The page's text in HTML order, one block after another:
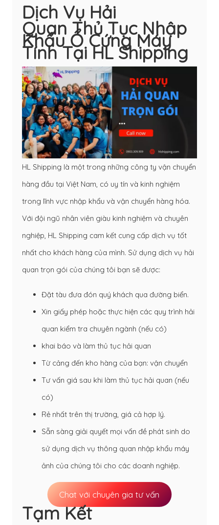
Dịch Vụ Hải
Quan Thủ Tục Nhập
Khẩu Ổ Cứng Máy
Tính Tại HL Shipping
HL Shipping là một trong những công ty vận chuyển
hàng đầu tại Việt Nam, có uy tín và kinh nghiệm
trong lĩnh vực nhập khẩu và vận chuyển hàng hóa.
Với đội ngũ nhân viên giàu kinh nghiệm và chuyên
nghiệp, HL Shipping cam kết cung cấp dịch vụ tốt
nhất cho khách hàng của mình. Sử dụng dịch vụ hải
quan trọn gói của chúng tôi bạn sẽ được:
Đặt tàu đưa đón quý khách qua đường biển.
Xin giấy phép hoặc thực hiện các quy trình hải
quan kiểm tra chuyên ngành (nếu có)
khai báo và làm thủ tục hải quan
Từ cảng đến kho hàng của bạn: vận chuyển
Tư vấn giá sau khi làm thủ tục hải quan (nếu
có)
Rẻ nhất trên thị trường, giá cả hợp lý.
Sẵn sàng giải quyết mọi vấn đề phát sinh do
sử dụng dịch vụ thông quan nhập khẩu máy
ảnh của chúng tôi cho các doanh nghiệp.
Chat với chuyên gia tư vấn
Tạm Kết